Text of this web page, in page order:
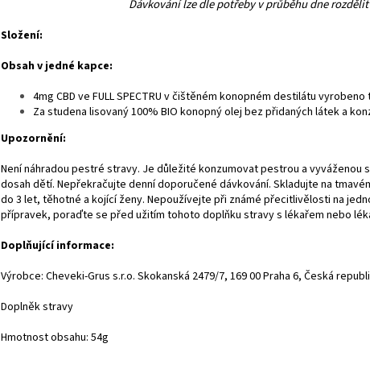
Dávkování lze dle potřeby v průběhu dne rozdělit
Složení:
Obsah v jedné kapce:
4mg CBD ve FULL SPECTRU v čištěném konopném destilátu vyrobeno
Za studena lisovaný 100% BIO konopný olej bez přidaných látek a
Upozornění:
Není náhradou pestré stravy. Je důležité konzumovat pestrou a
dosah dětí. Nepřekračujte denní doporučené dávkování. Skladujte na
do 3 let, těhotné a kojící ženy. Nepoužívejte při známé přecitlivělosti na
přípravek, poraďte se před užitím tohoto doplňku stravy s lékařem nebo
Doplňující informace:
Výrobce: Cheveki-Grus s.r.o. Skokanská 2479/7, 169 00 Praha 6, Česká
Doplněk stravy
Hmotnost obsahu: 54g